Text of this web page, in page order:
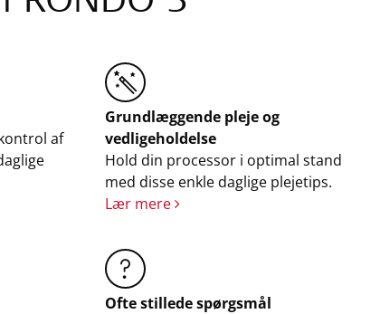
af
Grundlæggende pleje og
vedligeholdelse
Hold din processor i optimal stand
med disse enkle daglige plejetips.
Lær mere
Ofte stillede spørgsmål